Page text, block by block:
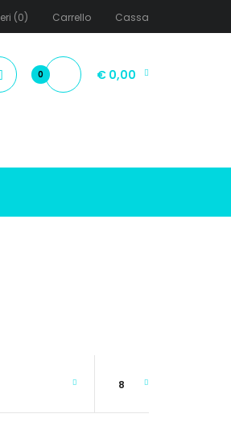
(0) Carrello Cassa
0 € 0,00